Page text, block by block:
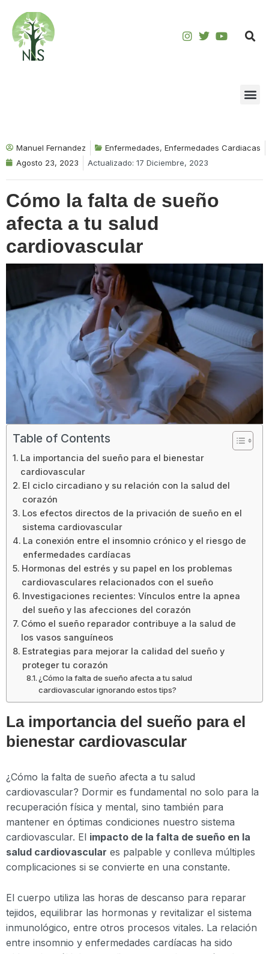
Saltar
contenido
Manuel Fernandez Enfermedades, Enfermedades Cardiacas
Agosto 23, 2023
Actualizado: 17 Diciembre, 2023
Cómo la falta de sueño
afecta a tu salud
cardiovascular
Table of Contents
La importancia del sueño para el bienestar
cardiovascular
El ciclo circadiano y su relación con la salud del
corazón
Los efectos directos de la privación de sueño en el
sistema cardiovascular
La conexión entre el insomnio crónico y el riesgo de
enfermedades cardíacas
Hormonas del estrés y su papel en los problemas
cardiovasculares relacionados con el sueño
Investigaciones recientes: Vínculos entre la apnea
del sueño y las afecciones del corazón
Cómo el sueño reparador contribuye a la salud de
los vasos sanguíneos
Estrategias para mejorar la calidad del sueño y
proteger tu corazón
¿Cómo la falta de sueño afecta a tu salud
cardiovascular ignorando estos tips?
La importancia del sueño para el
bienestar cardiovascular
¿Cómo la falta de sueño afecta a tu salud
cardiovascular? Dormir es fundamental no solo para la
recuperación física y mental, sino también para
mantener en óptimas condiciones nuestro sistema
cardiovascular. El impacto de la falta de sueño en la
salud cardiovascular es palpable y conlleva múltiples
complicaciones si se convierte en una constante.
El cuerpo utiliza las horas de descanso para reparar
tejidos, equilibrar las hormonas y revitalizar el sistema
inmunológico, entre otros procesos vitales. La relación
entre insomnio y enfermedades cardíacas ha sido